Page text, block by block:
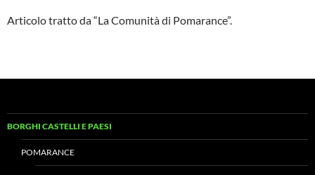
Articolo tratto da “La Comunità di Pomarance”.
BORGHI CASTELLI E PAESI
POMARANCE